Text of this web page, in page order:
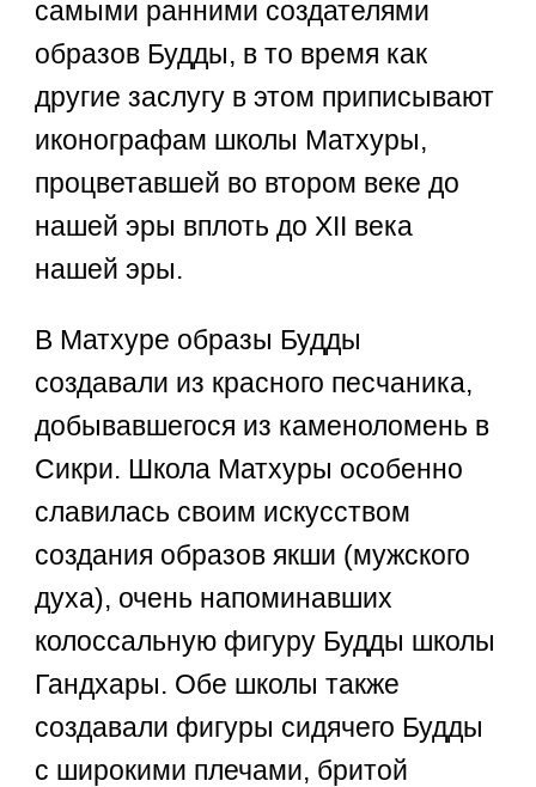
самыми ранними создателями
образов Будды, в то время как
другие заслугу в этом приписывают
иконографам школы Матхуры,
процветавшей во втором веке до
нашей эры вплоть до XII века
нашей эры.
В Матхуре образы Будды
создавали из красного песчаника,
добывавшегося из каменоломень в
Сикри. Школа Матхуры особенно
славилась своим искусством
создания образов якши (мужского
духа), очень напоминавших
колоссальную фигуру Будды школы
Гандхары. Обе школы также
создавали фигуры сидячего Будды
с широкими плечами, бритой